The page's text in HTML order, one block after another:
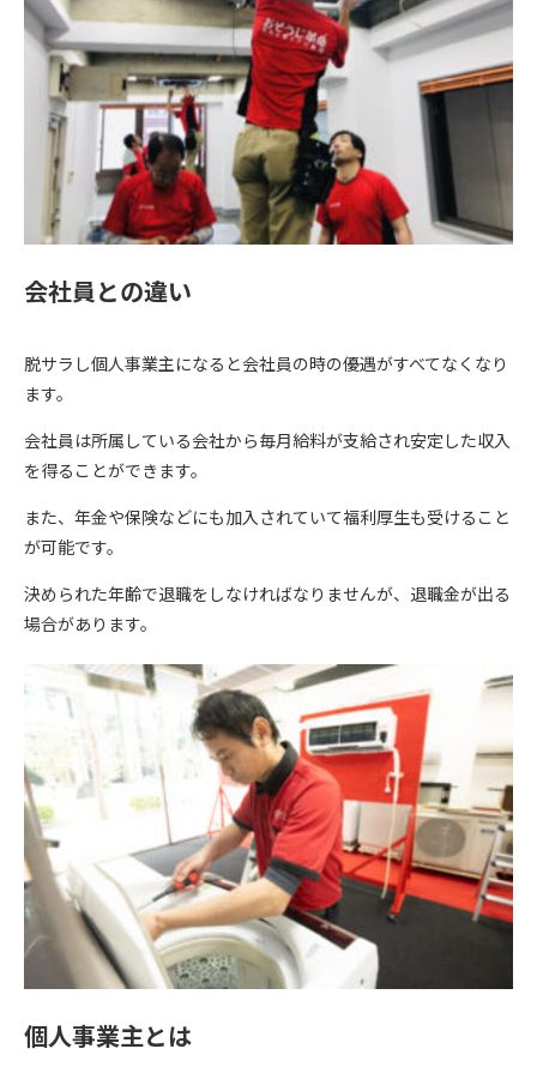
会社員との違い
脱サラし個人事業主になると会社員の時の優遇がすべてなくなり
ます。
会社員は所属している会社から毎月給料が支給され安定した収入
を得ることができます。
また、年金や保険などにも加入されていて福利厚生も受けること
が可能です。
決められた年齢で退職をしなければなりませんが、退職金が出る
場合があります。
個人事業主とは